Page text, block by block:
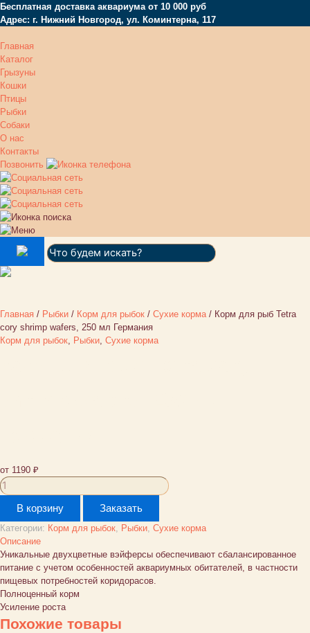
Бесплатная доставка аквариума от 10 000 руб
Адрес: г. Нижний Новгород, ул. Коминтерна, 117
Главная
Каталог
Грызуны
Кошки
Птицы
Рыбки
Собаки
О нас
Контакты
Позвонить
Поиск:
Главная / Рыбки / Корм для рыбок / Сухие корма / Корм для рыб Tetra
cory shrimp wafers, 250 мл Германия
Корм для рыбок Рыбки Сухие корма
от 1190 ₽
Количество
товара
Корм
для
рыб
Tetra
cory
shrimp
wafers,
250
мл
Германия
В корзину Заказать
Категории: Корм для рыбок Рыбки Сухие корма
Описание
Уникальные двухцветные вэйферсы обеспечивают сбалансированное
питание с учетом особенностей аквариумных обитателей, в частности
пищевых потребностей коридорасов.
Полноценный корм
Усиление роста
Похожие товары